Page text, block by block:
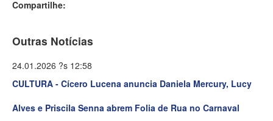
Compartilhe:
Outras Notícias
24.01.2026 ?s 12:58
CULTURA - Cícero Lucena anuncia Daniela Mercury, Lucy
Alves e Priscila Senna abrem Folia de Rua no Carnaval